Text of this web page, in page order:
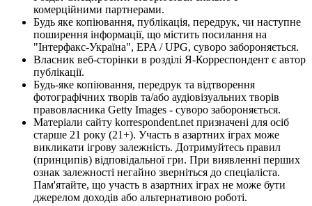
комерційними партнерами.
Будь яке копіювання, публікація, передрук, чи наступне
поширення інформації, що містить посилання на
"Інтерфакс-Україна", EPA / UPG, суворо забороняється.
Власник веб-сторінки в розділі Я-Корреспондент є автор
публікації.
Будь-яке копіювання, передрук та відтворення
фотографічних творів та/або аудіовізуальних творів
правовласника Getty Images - суворо забороняється.
Матеріали сайту korrespondent.net призначені для осіб
старше 21 року (21+). Участь в азартних іграх може
викликати ігрову залежність. Дотримуйтесь правил
(принципів) відповідальної гри. При виявленні перших
ознак залежності негайно зверніться до спеціаліста.
Пам'ятайте, що участь в азартних іграх не може бути
джерелом доходів або альтернативою роботі.